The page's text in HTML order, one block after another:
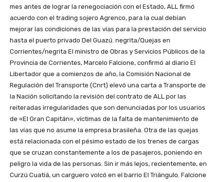
mes antes de lograr la renegociación con el Estado, ALL firmó
acuerdo con el trading sojero Agrenco, para la cual debían
mejorar las condiciones de las vías para la prestación del servicio
hasta el puerto privado Del Guazú. negrita/Quejas en
Corrientes/negrita El ministro de Obras y Servicios Públicos de la
Provincia de Corrientes, Marcelo Falcione, confirmó al diario El
Libertador que a comienzos de año, la Comisión Nacional de
Regulación del Transporte (Cnrt) elevó una carta a Transporte de
la Nación solicitando la revisión del contrato de ALL por las
reiteradas irregularidades que son denunciadas por los usuarios
de «El Gran Capitán», víctimas de la falta de mantenimiento de
las vías que no asume la empresa brasileña. Otra de las quejas
está relacionada con el pésimo estado de los trenes de cargas
que se cruzan constantemente a los de pasajeros, poniendo en
peligro la vida de las personas. Sin ir más lejos, recientemente, en
Curzú Cuatiá, un carguero volcó en el barrio El Triángulo. Falcione